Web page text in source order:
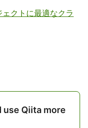
クトに最適なクラ
use Qiita more